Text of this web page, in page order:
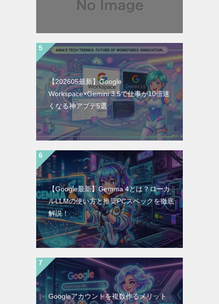
【202605最新】Google
Workspace×Gemini 3.5で仕事が10倍速
くなる神アプデ5選
【Google最新】Gemma 4とは？ローカ
ルLLMの使い方と推奨PCスペックを徹底
解説！
Googleアカウントを複数作るメリット